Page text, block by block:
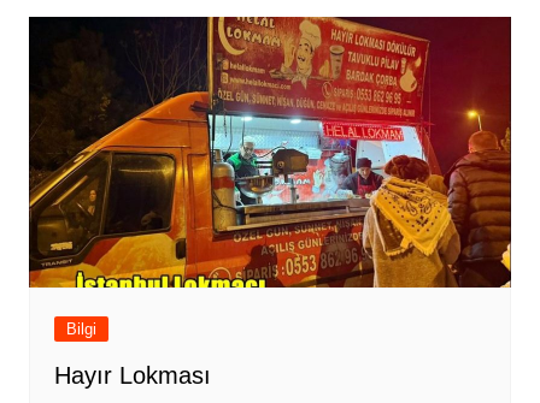
Bilgi
Hayır Lokması